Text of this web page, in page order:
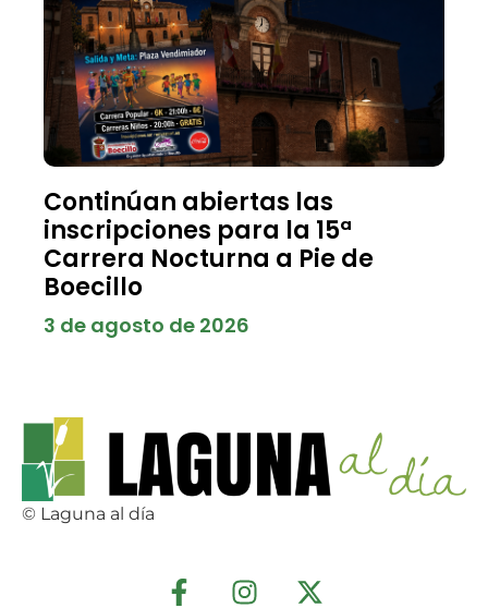
Continúan abiertas las
inscripciones para la 15ª
Carrera Nocturna a Pie de
Boecillo
3 de agosto de 2026
© Laguna al día